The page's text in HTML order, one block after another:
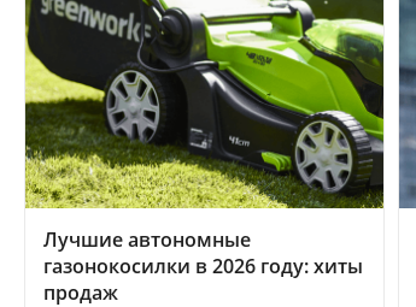
Лучшие автономные
газонокосилки в 2026 году: хиты
продаж